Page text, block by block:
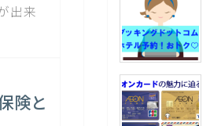
出来
険と